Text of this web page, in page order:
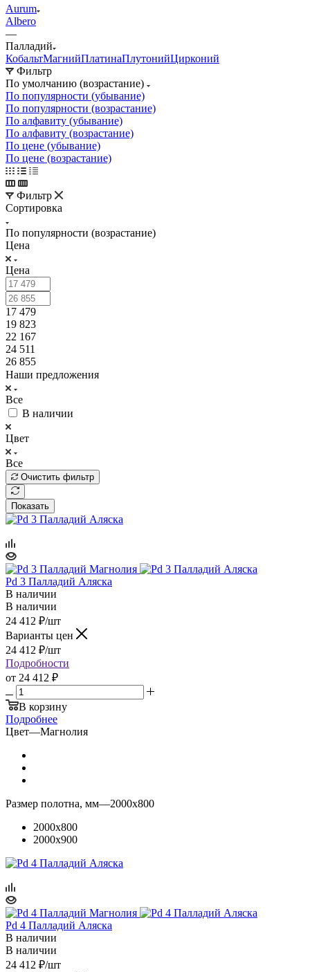
Aurum
Albero
—
Палладий
КобальтМагнийПлатинаПлутонийЦирконий
Фильтр
По умолчанию (возрастание)
По популярности (убывание)
По популярности (возрастание)
По алфавиту (убывание)
По алфавиту (возрастание)
По цене (убывание)
По цене (возрастание)
Фильтр
Сортировка
По популярности (возрастание)
Цена
Цена
17 479
19 823
22 167
24 511
26 855
Наши предложения
Все
В наличии
Цвет
Все
Очистить фильтр
Показать
Pd 3 Палладий Аляска
В наличии
В наличии
24 412 ₽/шт
Варианты цен
24 412 ₽/шт
Подробности
от 24 412 ₽
В корзину
Подробнее
Цвет—Магнолия
Размер полотна, мм—2000x800
2000x800
2000x900
Pd 4 Палладий Аляска
В наличии
В наличии
24 412 ₽/шт